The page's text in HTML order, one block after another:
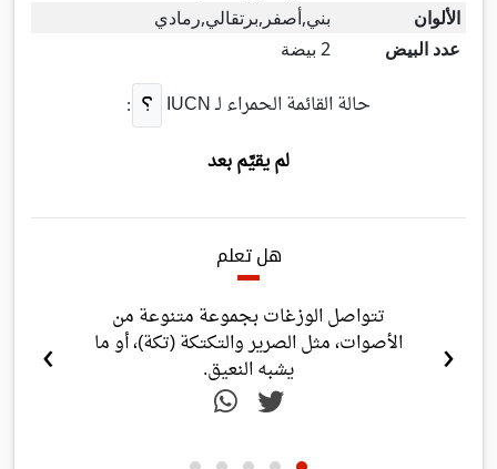
الألوان
بني,أصفر,برتقالي,رمادي
عدد البيض
2 بيضة
حالة القائمة الحمراء لـ IUCN
:
لم يقيَّم بعد
هل تعلم
تتواصل الوزغات بجموعة متنوعة من
الأصوات، مثل الصرير والتكتكة (تكة)، أو ما
يشبه النعيق.
‹
›